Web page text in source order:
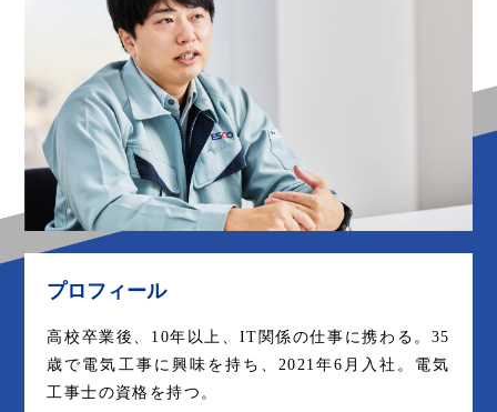
プロフィール
高校卒業後、10年以上、IT関係の仕事に携わる。35
歳で電気工事に興味を持ち、2021年6月入社。電気
工事士の資格を持つ。